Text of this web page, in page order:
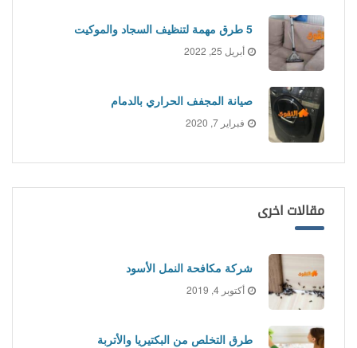
5 طرق مهمة لتنظيف السجاد والموكيت
أبريل 25, 2022
صيانة المجفف الحراري بالدمام
فبراير 7, 2020
مقالات اخرى
شركة مكافحة النمل الأسود
أكتوبر 4, 2019
طرق التخلص من البكتيريا والأتربة